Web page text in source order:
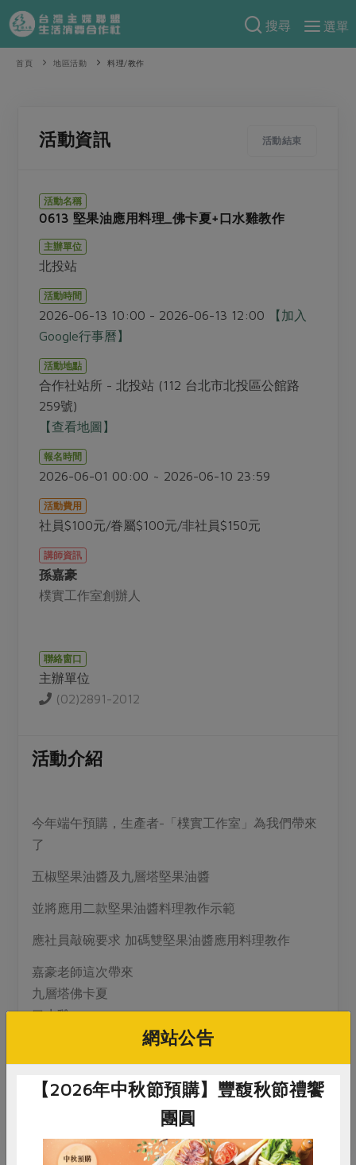
搜尋
選單
產品分類
芽苗類
奶蛋豆・五穀
肉品・水產
畜產肉類
水畜加工品
調理食材・點心
調味醬料/南北貨
保健食品
居家好物
美妝保養
日用品
防災用品
優惠專區
樂齡友善
食材
麵食
肉食
海鮮
蔬食
蛋料理
料理方式
烘焙．點心
醬料
湯品．鍋物
涼拌沙拉
飲品
年菜食譜
養身食補
特別企畫
把最好的台灣味帶回家！
2026年端午節預購圓滿結束
更多預購活動
當季產品
合作25-經典快閃最後一週
合作25-精選產品第四彈
合作25-精選產品第三彈
更多當季產品
議題活動
主婦聯盟X樂齡網特約優惠案
30%rPET紅烏龍茶
2024農業發展計畫年度報告
把最好的台灣味帶回家！
觀點文章
主婦食堂
社內大小事
產品故事
樂齡生活
廚房瑜伽
關注議題
非基改運動
廢核運動
減添加物 減塑減廢
公益金
更多議題
綠主張月刊
典藏閱覽室
關於合作社
認識合作社
關於我們
合作社組織
員工與求才
產品檢驗
自主把關
檢驗報告
合作社法規
社務專區
最新消息
社務會議 地區活動
重要公告
首頁 地區活動 料理/教作
活動結束
活動資訊
活動名稱
0613 堅果油應用料理_佛卡夏+口水雞教作
主辦單位
北投站
活動時間
2026-06-13 10:00 - 2026-06-13 12:00
【加入
Google行事曆】
活動地點
合作社站所 - 北投站 (112 台北市北投區公館路
259號)
【查看地圖】
報名時間
2026-06-01 00:00 ~ 2026-06-10 23:59
活動費用
社員$100元/眷屬$100元/非社員$150元
講師資訊
孫嘉豪
樸實工作室創辦人
聯絡窗口
主辦單位
(02)2891-2012
活動介紹
今年端午預購，生產者-「樸實工作室」為我們帶來
了
五椒堅果油醬及九層塔堅果油醬
並將應用二款堅果油醬料理教作示範
應社員敲碗要求 加碼雙堅果油醬應用料理教作
嘉豪老師這次帶來
九層塔佛卡夏
口水雞
有預購這二款堅果油醬的社員千萬不要錯過哦
請參加的社員 記得自備餐具！
網站公告
【2026年中秋節預購】豐馥秋節禮饗
團圓